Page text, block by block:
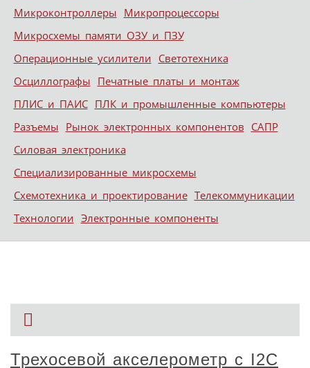
Микроконтроллеры Микропроцессоры
Микросхемы памяти ОЗУ и ПЗУ
Операционные усилители Светотехника
Осциллографы Печатные платы и монтаж
ПЛИС и ПАИС ПЛК и промышленные компьютеры
Разъемы Рынок электронных компонентов САПР
Силовая электроника
Специализированные микросхемы
Схемотехника и проектирование Телекоммуникации
Технологии Электронные компоненты
Трехосевой акселерометр с I2C